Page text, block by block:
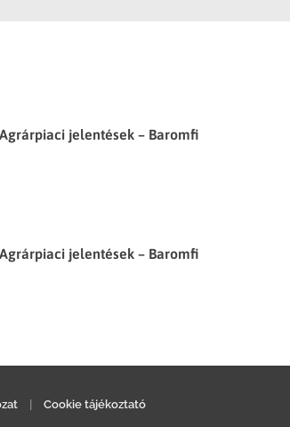
Agrárpiaci jelentések – Baromfi
Agrárpiaci jelentések – Baromfi
Cookie tájékoztató